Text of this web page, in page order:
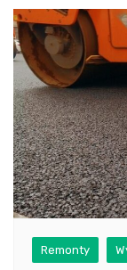
Remonty